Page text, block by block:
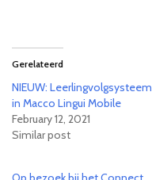
Gerelateerd
NIEUW: Leerlingvolgsysteem
in Macco Lingui Mobile
February 12, 2021
Similar post